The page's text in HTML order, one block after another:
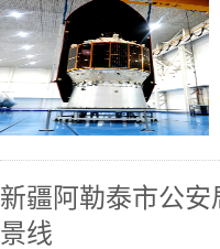
新疆阿勒泰市公安
景线